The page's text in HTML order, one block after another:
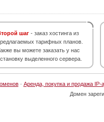
шаг - заказ хостинга из
тарифных планов.
вы можете заказать у нас
выделенного сервера.
· Аренда, покупка и продажа IP-
Домен